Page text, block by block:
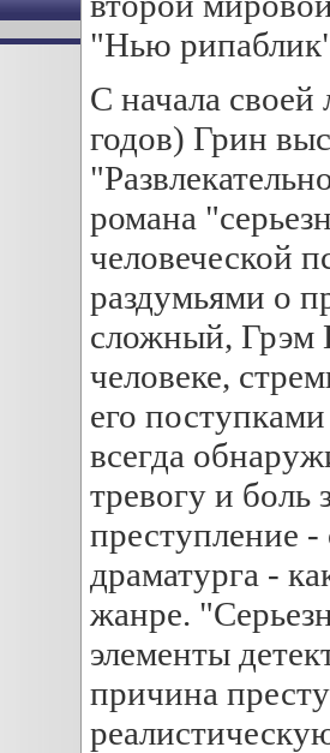
"Нью
С начала своей
годов) Грин
романа
человеческой
раздумьями о
сложный, Грэм
человеке,
его
всегда
тревогу и боль
преступление
драматурга -
жанре.
элементы
причина